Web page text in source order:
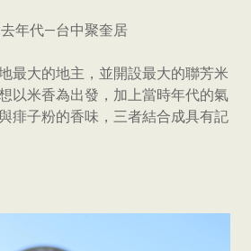
去年代—台中聚奎居
最大的地主，並開設最大的聯芳米
以米香為出發，加上當時年代的氣
痱子粉的香味，三者結合成具有記